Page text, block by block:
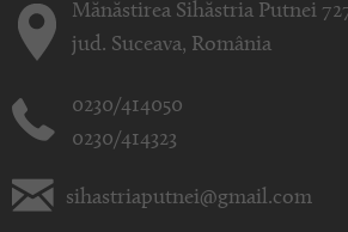
Mănăstirea Sihăstria Putnei
jud. Suceava, România
0230/414050
0230/414323
sihastriaputnei@gmail.com